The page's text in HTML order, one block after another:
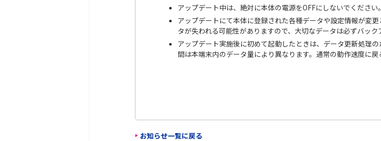
アップデート中は、絶対に本体の電源をOFFにしないでください
アップデートにて本体に登録された各種データや設定情報が変
タが失われる可能性がありますので、大切なデータは必ずバック
アップデート実施後に初めて起動したときは、データ更新処理
間は本端末内のデータ量により異なります。通常の動作速度に戻
お知らせ一覧に戻る